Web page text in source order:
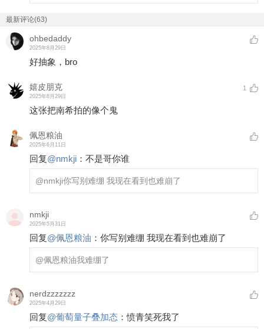
最新评论(63)
ohbedaddy
2025年8月29日
好抽象，bro
嬉皮朋克
2025年8月29日
1
这张把南希拍的像个鬼
佩恩粮油
2025年6月11日
回复@nmkji ： 不是哥你谁
@nmkji你写别难绷 我现在看到也难崩了
nmkji
2025年5月31日
回复@佩恩粮油 ： 你写别难绷 我现在看到也难崩了
@佩恩粮油我难绷了
nerdzzzzzzz
2025年4月29日
回复@葡萄量子叠加态 ：愤青笑死我了